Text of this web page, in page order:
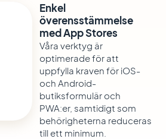
Enkel
överensstämmelse
med App Stores
Våra verktyg är
optimerade för att
uppfylla kraven för iOS-
och Android-
butiksformulär och
PWA:er, samtidigt som
behörigheterna reduceras
till ett minimum.